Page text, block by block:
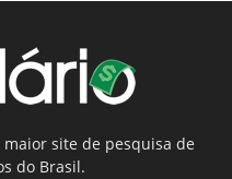
maior site de pesquisa de
do Brasil.